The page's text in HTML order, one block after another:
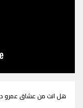
هل انت من عشاق عمرو